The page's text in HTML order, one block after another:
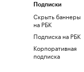
Подписки
Скрыть баннеры
на РБК
Подписка на РБК
Корпоративная
подписка